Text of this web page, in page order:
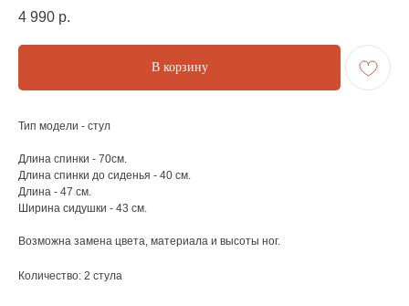
4 990 р.
В корзину
Тип модели - стул
Длина спинки - 70см.
Длина спинки до сиденья - 40 см.
Длина - 47 см.
Ширина сидушки - 43 см.
Возможна замена цвета, материала и высоты ног.
Количество: 2 стула